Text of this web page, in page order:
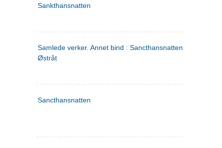
Sankthansnatten
Samlede verker. Annet bind : Sancthansnatten ; Fru Inger
Østråt
Sancthansnatten